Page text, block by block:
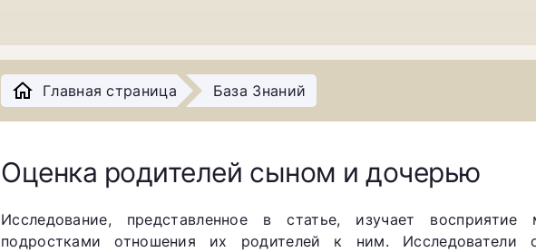
Главная страница База Знаний
Оценка родителей сыном и дочерью
Исследование, представленное в статье, изучает
подростками отношения их родителей к ним. Исследователи